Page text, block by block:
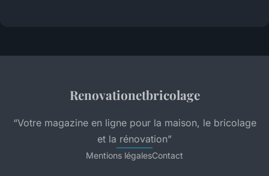
Renovationetbricolage
“Votre magazine en ligne pour la maison, le bricolage
et la rénovation”
Mentions légalesContact